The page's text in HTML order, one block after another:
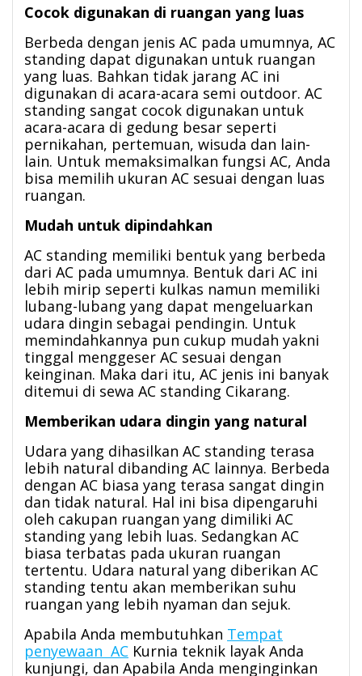
Cocok digunakan di ruangan yang luas
Berbeda dengan jenis AC pada umumnya, AC
standing dapat digunakan untuk ruangan
yang luas. Bahkan tidak jarang AC ini
digunakan di acara-acara semi outdoor. AC
standing sangat cocok digunakan untuk
acara-acara di gedung besar seperti
pernikahan, pertemuan, wisuda dan lain-
lain. Untuk memaksimalkan fungsi AC, Anda
bisa memilih ukuran AC sesuai dengan luas
ruangan.
Mudah untuk dipindahkan
AC standing memiliki bentuk yang berbeda
dari AC pada umumnya. Bentuk dari AC ini
lebih mirip seperti kulkas namun memiliki
lubang-lubang yang dapat mengeluarkan
udara dingin sebagai pendingin. Untuk
memindahkannya pun cukup mudah yakni
tinggal menggeser AC sesuai dengan
keinginan. Maka dari itu, AC jenis ini banyak
ditemui di sewa AC standing Cikarang.
Memberikan udara dingin yang natural
Udara yang dihasilkan AC standing terasa
lebih natural dibanding AC lainnya. Berbeda
dengan AC biasa yang terasa sangat dingin
dan tidak natural. Hal ini bisa dipengaruhi
oleh cakupan ruangan yang dimiliki AC
standing yang lebih luas. Sedangkan AC
biasa terbatas pada ukuran ruangan
tertentu. Udara natural yang diberikan AC
standing tentu akan memberikan suhu
ruangan yang lebih nyaman dan sejuk.
Apabila Anda membutuhkan Tempat
penyewaan AC Kurnia teknik layak Anda
kunjungi, dan Apabila Anda menginginkan